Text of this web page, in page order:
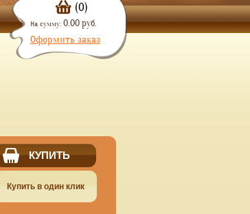
(0)
На сумму: 0.00 руб.
Оформить заказ
КУПИТЬ
Купить в один клик